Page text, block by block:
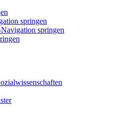
springen
springen